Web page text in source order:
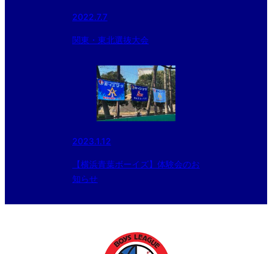
2022.7.7
関東・東北選抜大会
2023.1.12
【横浜青葉ボーイズ】体験会のお
知らせ